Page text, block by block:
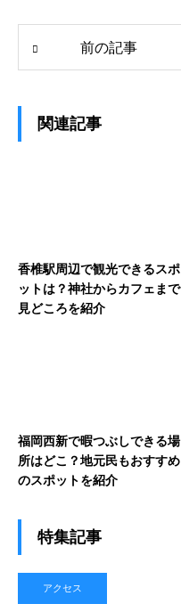
前の記事
関連記事
香椎駅周辺で観光できるスポ
ットは？神社からカフェまで
見どころを紹介
福岡西新で暇つぶしできる場
所はどこ？地元民もおすすめ
のスポットを紹介
特集記事
アクセス